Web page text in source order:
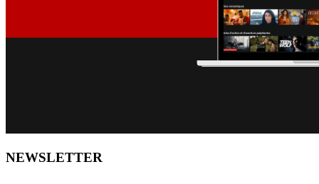
NEWSLETTER